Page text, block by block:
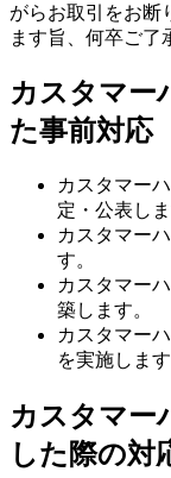
がらお取引をお断
ます旨、何卒ご了
カスタマー
た事前対応
カスタマー
定・公表し
カスタマー
す。
カスタマー
築します。
カスタマー
を実施します
カスタマー
した際の対